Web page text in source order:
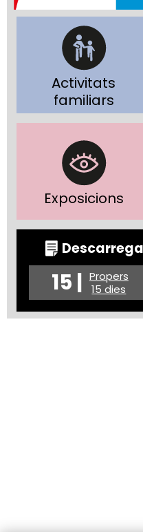
Activitats
familiars
Exposicions
15 | Propers
15 dies